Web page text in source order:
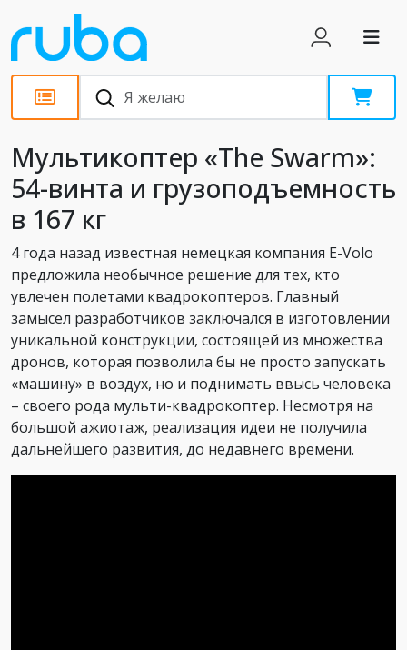
Обзоры
Мультикоптер «The Swarm»:
54-винта и грузоподъемность
в 167 кг
4 года назад известная немецкая компания E-Volo
предложила необычное решение для тех, кто
увлечен полетами квадрокоптеров. Главный
замысел разработчиков заключался в изготовлении
уникальной конструкции, состоящей из множества
дронов, которая позволила бы не просто запускать
«машину» в воздух, но и поднимать ввысь человека
– своего рода мульти-квадрокоптер. Несмотря на
большой ажиотаж, реализация идеи не получила
дальнейшего развития, до недавнего времени.